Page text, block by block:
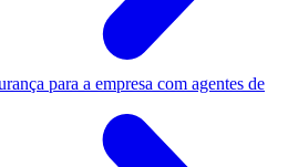
para a empresa com agentes de